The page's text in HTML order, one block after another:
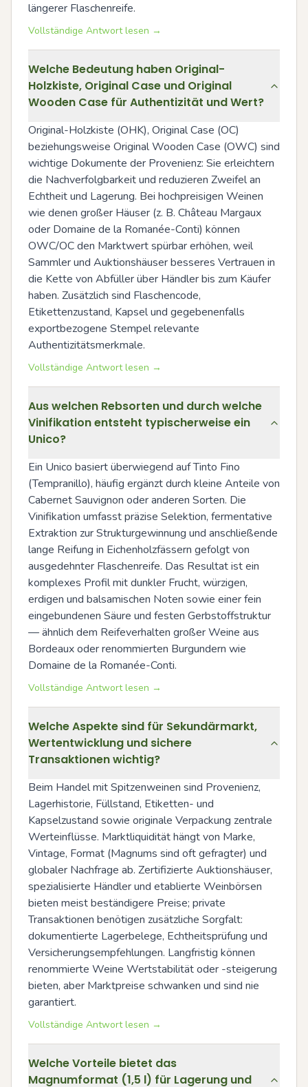
längerer Flaschenreife.
Vollständige Antwort lesen →
Welche Bedeutung haben Original-
Holzkiste, Original Case und Original
Wooden Case für Authentizität und Wert?
Original-Holzkiste (OHK), Original Case (OC)
beziehungsweise Original Wooden Case (OWC) sind
wichtige Dokumente der Provenienz: Sie erleichtern
die Nachverfolgbarkeit und reduzieren Zweifel an
Echtheit und Lagerung. Bei hochpreisigen Weinen
wie denen großer Häuser (z. B. Château Margaux
oder Domaine de la Romanée-Conti) können
OWC/OC den Marktwert spürbar erhöhen, weil
Sammler und Auktionshäuser besseres Vertrauen in
die Kette von Abfüller über Händler bis zum Käufer
haben. Zusätzlich sind Flaschencode,
Etikettenzustand, Kapsel und gegebenenfalls
exportbezogene Stempel relevante
Authentizitätsmerkmale.
Vollständige Antwort lesen →
Aus welchen Rebsorten und durch welche
Vinifikation entsteht typischerweise ein
Unico?
Ein Unico basiert überwiegend auf Tinto Fino
(Tempranillo), häufig ergänzt durch kleine Anteile von
Cabernet Sauvignon oder anderen Sorten. Die
Vinifikation umfasst präzise Selektion, fermentative
Extraktion zur Strukturgewinnung und anschließende
lange Reifung in Eichenholzfässern gefolgt von
ausgedehnter Flaschenreife. Das Resultat ist ein
komplexes Profil mit dunkler Frucht, würzigen,
erdigen und balsamischen Noten sowie einer fein
eingebundenen Säure und festen Gerbstoffstruktur
— ähnlich dem Reifeverhalten großer Weine aus
Bordeaux oder renommierten Burgundern wie
Domaine de la Romanée-Conti.
Vollständige Antwort lesen →
Welche Aspekte sind für Sekundärmarkt,
Wertentwicklung und sichere
Transaktionen wichtig?
Beim Handel mit Spitzenweinen sind Provenienz,
Lagerhistorie, Füllstand, Etiketten- und
Kapselzustand sowie originale Verpackung zentrale
Werteinflüsse. Marktliquidität hängt von Marke,
Vintage, Format (Magnums sind oft gefragter) und
globaler Nachfrage ab. Zertifizierte Auktionshäuser,
spezialisierte Händler und etablierte Weinbörsen
bieten meist beständigere Preise; private
Transaktionen benötigen zusätzliche Sorgfalt:
dokumentierte Lagerbelege, Echtheitsprüfung und
Versicherungsempfehlungen. Langfristig können
renommierte Weine Wertstabilität oder -steigerung
bieten, aber Marktpreise schwanken und sind nie
garantiert.
Vollständige Antwort lesen →
Welche Vorteile bietet das
Magnumformat (1,5 l) für Lagerung und